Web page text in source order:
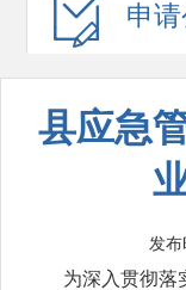
申
县应急
发
为深入贯彻落